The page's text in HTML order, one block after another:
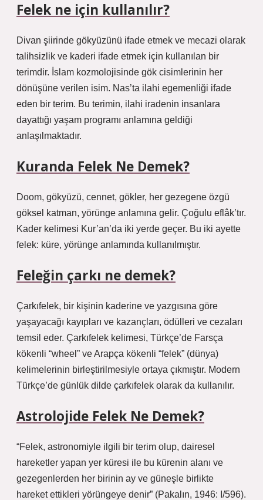
Felek ne için kullanılır?
Divan şiirinde gökyüzünü ifade etmek ve mecazi olarak
talihsizlik ve kaderi ifade etmek için kullanılan bir
terimdir. İslam kozmolojisinde gök cisimlerinin her
dönüşüne verilen isim. Nas’ta ilahi egemenliği ifade
eden bir terim. Bu terimin, ilahi iradenin insanlara
dayattığı yaşam programı anlamına geldiği
anlaşılmaktadır.
Kuranda Felek Ne Demek?
Doom, gökyüzü, cennet, gökler, her gezegene özgü
göksel katman, yörünge anlamına gelir. Çoğulu eflâk’tır.
Kader kelimesi Kur’an’da iki yerde geçer. Bu iki ayette
felek: küre, yörünge anlamında kullanılmıştır.
Feleğin çarkı ne demek?
Çarkıfelek, bir kişinin kaderine ve yazgısına göre
yaşayacağı kayıpları ve kazançları, ödülleri ve cezaları
temsil eder. Çarkıfelek kelimesi, Türkçe’de Farsça
kökenli “wheel” ve Arapça kökenli “felek” (dünya)
kelimelerinin birleştirilmesiyle ortaya çıkmıştır. Modern
Türkçe’de günlük dilde çarkıfelek olarak da kullanılır.
Astrolojide Felek Ne Demek?
“Felek, astronomiyle ilgili bir terim olup, dairesel
hareketler yapan yer küresi ile bu kürenin alanı ve
gezegenlerden her birinin ay ve güneşle birlikte
hareket ettikleri yörüngeye denir” (Pakalın, 1946: I/596).